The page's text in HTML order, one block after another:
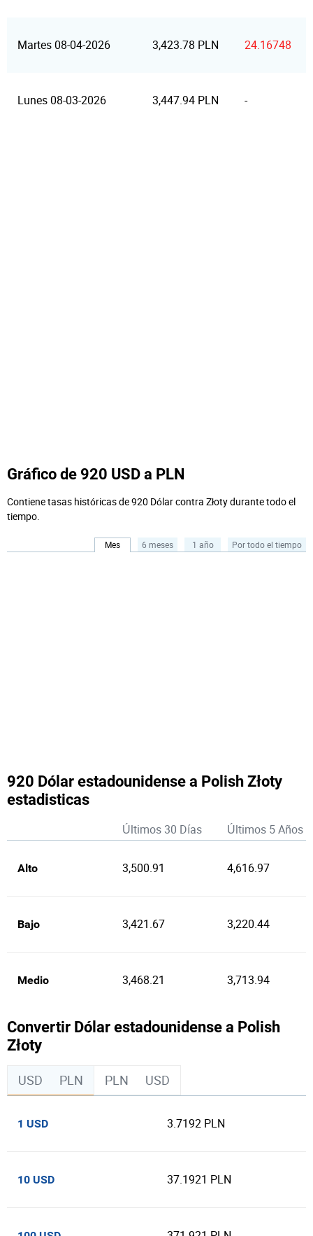
Martes 08-04-2026 3,423.78 PLN 24.16748
Lunes 08-03-2026 3,447.94 PLN -
Gráfico de 920 USD a PLN
Contiene tasas históricas de 920 Dólar contra Złoty durante todo el
tiempo.
Mes 6 meses 1 año Por todo el tiempo
920 Dólar estadounidense a Polish Złoty
estadisticas
Últimos 30 Días Últimos 5 Años
Alto 3,500.91 4,616.97
Bajo 3,421.67 3,220.44
Medio 3,468.21 3,713.94
Convertir Dólar estadounidense a Polish
Złoty
USD PLN PLN USD
1 USD 3.7192 PLN
10 USD 37.1921 PLN